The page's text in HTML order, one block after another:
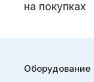
на покупках
Оборудование